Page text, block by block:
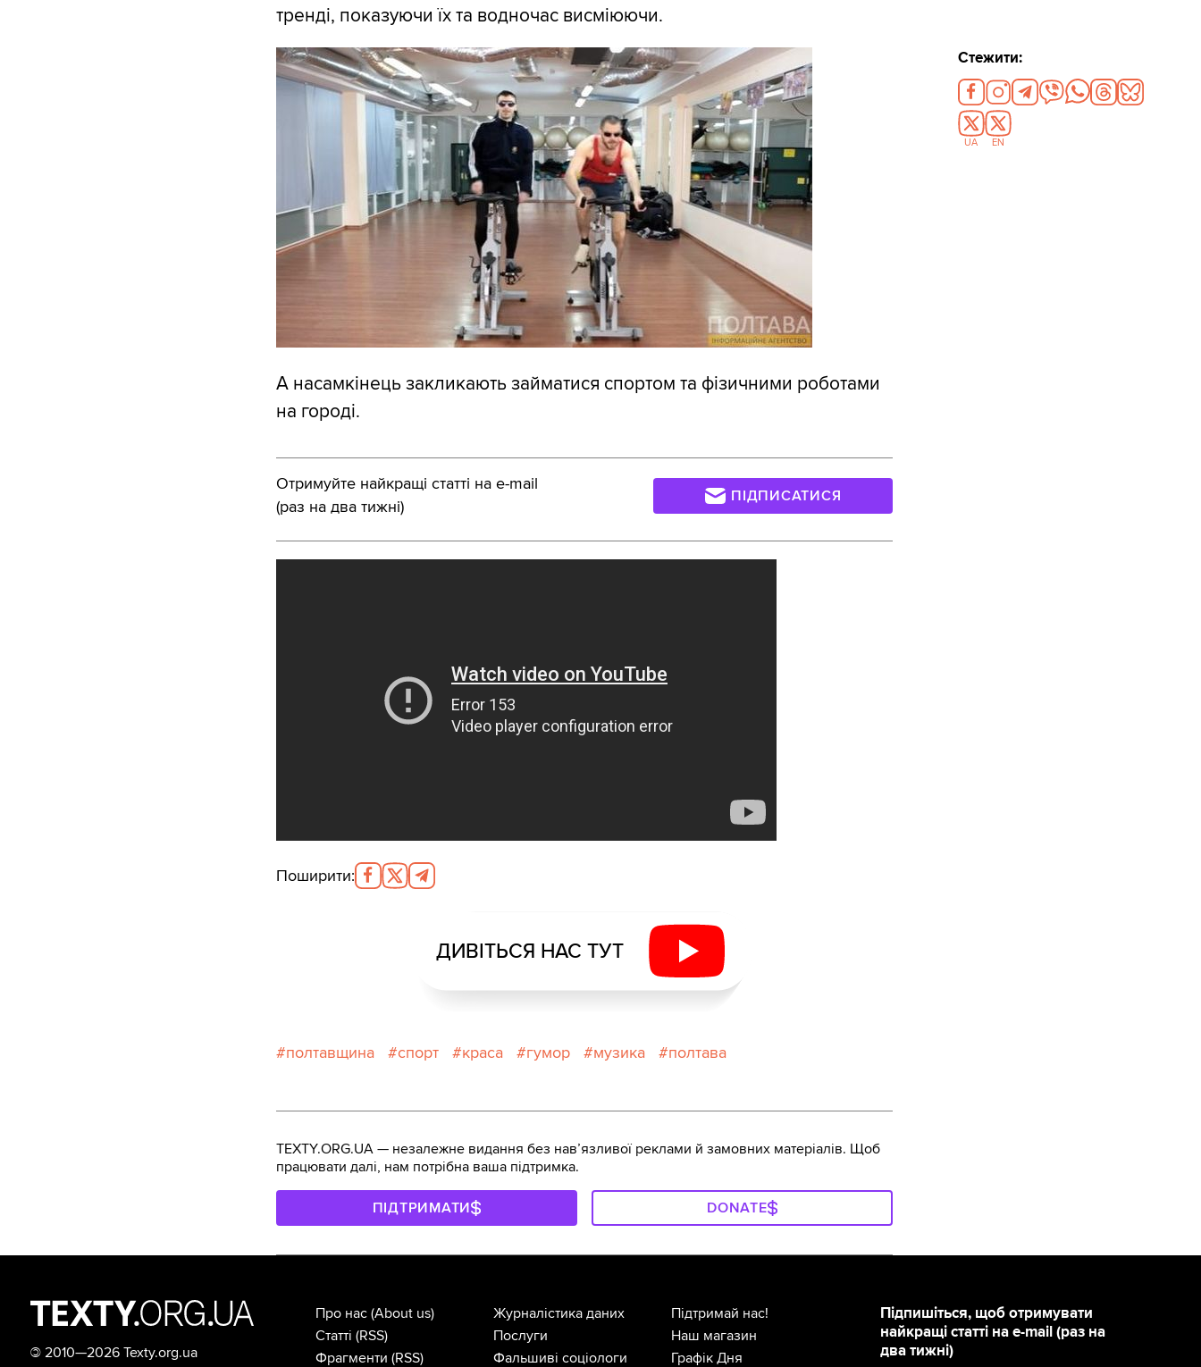
тренді, показуючи їх та водночас висміюючи.
А насамкінець закликають займатися спортом та фізичними роботами
на городі.
Отримуйте найкращі статті на e-mail
(раз на два тижні)
ПІДПИСАТИСЯ
Поширити:
ДИВІТЬСЯ НАС ТУТ
полтавщина спорт краса гумор музика полтава
Стежити:
UA EN
TEXTY.ORG.UA — незалежне видання без навʼязливої реклами й замовних матеріалів. Щоб
працювати далі, нам потрібна ваша підтримка.
ПІДТРИМАТИ DONATE
© 2010—2026 Texty.org.ua
Підпишіться, щоб отримувати
найкращі статті на e-mail (раз на
два тижні)
Про нас (About us)
Статті (RSS)
Фрагменти (RSS)
Журналістика даних
Послуги
Фальшиві соціологи
Підтримай нас!
Наш магазин
Графік Дня